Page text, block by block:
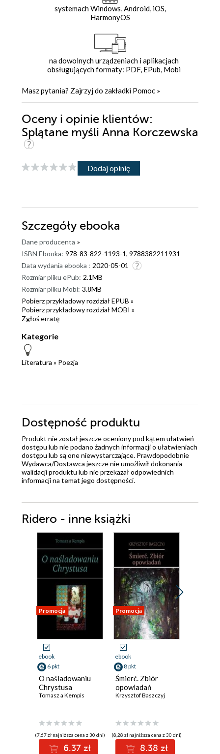
systemach Windows, Android, iOS,
HarmonyOS
na dowolnych urządzeniach i aplikacjach
obsługujących formaty: PDF, EPub, Mobi
Masz pytania? Zajrzyj do zakładki Pomoc »
Oceny i opinie klientów:
Splątane myśli Anna Korczewska
Dodaj opinię
Szczegóły ebooka
Dane producenta »
ISBN Ebooka: 978-83-822-1193-1, 9788382211931
Data wydania ebooka : 2020-05-01
Rozmiar pliku ePub: 2.1MB
Rozmiar pliku Mobi: 3.8MB
Pobierz przykładowy rozdział EPUB »
Pobierz przykładowy rozdział MOBI »
Zgłoś erratę
Kategorie
Literatura » Poezja
Dostępność produktu
Produkt nie został jeszcze oceniony pod kątem ułatwień
dostępu lub nie podano żadnych informacji o ułatwieniach
dostępu lub są one niewystarczające. Prawdopodobnie
Wydawca/Dostawca jeszcze nie umożliwił dokonania
walidacji produktu lub nie przekazał odpowiednich
informacji na temat jego dostępności.
Ridero - inne książki
Promocja
ebook
6 pkt
O naśladowaniu
Chrystusa
Tomasz a Kempis
(7,67 zł najniższa cena z 30 dni)
6.37 zł
Promocja
ebook
8 pkt
Śmierć. Zbiór
opowiadań
Krzysztof Baszczyj
(8,28 zł najniższa cena z 30 dni)
8.38 zł